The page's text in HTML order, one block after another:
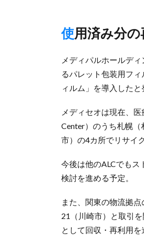
使用済み分
メディパルホールデ
るパレット包装用フ
ィルム」を導入した
メディセオは現在、
Center）のうち札幌
市）の4カ所でリサイ
今後は他のALCでもス
検討を進める予定。
また、関東の物流拠
21（川崎市）と取引
として回収・再利用を